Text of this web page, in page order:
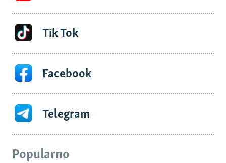
Tik Tok
Facebook
Telegram
Popularno